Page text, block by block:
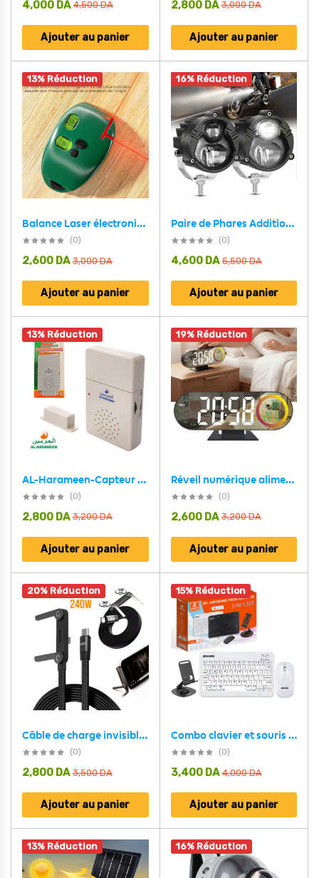
4,500DA
4,000 DA
Ajouter au panier
3,000DA
2,800 DA
Ajouter au panier
13% Réduction
Balance Laser électronique Portable à 90 degrés – جهاز تحديد مستوى ليزر
(0)
3,000DA
2,600 DA
Ajouter au panier
16% Réduction
Paire de Phares Additionnels LED pour Moto – Projecteurs Anti-Brouillard 2Pcs – مصابيح دراجة نارية
(0)
5,500DA
4,600 DA
Ajouter au panier
13% Réduction
AL-Harameen-Capteur de Porte Magnétique (adhkar/zikir) à l’ouverture de la porte – جهاز الأذكار الأتوماتيكي
(0)
3,200DA
2,800 DA
Ajouter au panier
19% Réduction
Réveil numérique alimenté par USB avec lumière d’ambiance RVB – جهاز منبه رقمي
(0)
3,200DA
2,600 DA
Ajouter au panier
20% Réduction
Câble de charge invisible avec support intégré charge ultra rapide 240 W – كابل شحن سريع وحامل هواتف
(0)
3,500DA
2,800 DA
Ajouter au panier
15% Réduction
Combo clavier et souris avec support de téléphone compatible ( windows + ios + android )
(0)
4,000DA
3,400 DA
Ajouter au panier
13% Réduction 16% Réduction